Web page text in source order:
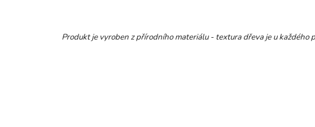
Produkt je vyroben z přírodního materiálu - textura dřeva je u každého